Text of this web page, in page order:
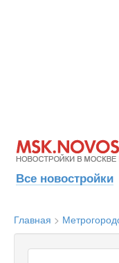
Все новостройки
Главная >